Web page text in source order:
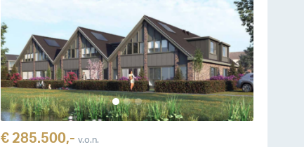
€ 285.500,- v.o.n.